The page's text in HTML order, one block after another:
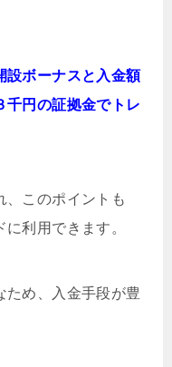
設ボーナスと入金額
千円の証拠金でトレ
、このポイントも
利用できます。
ため、入金手段が豊